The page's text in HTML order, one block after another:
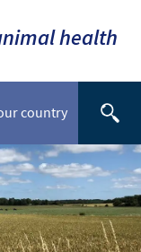
health
country